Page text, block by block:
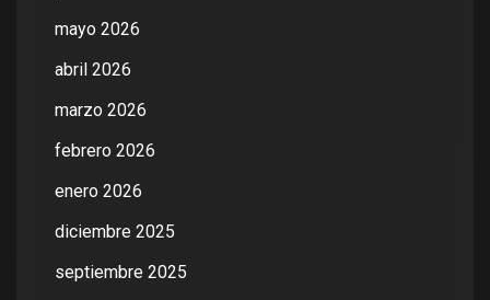
mayo 2026
abril 2026
marzo 2026
febrero 2026
enero 2026
diciembre 2025
septiembre 2025